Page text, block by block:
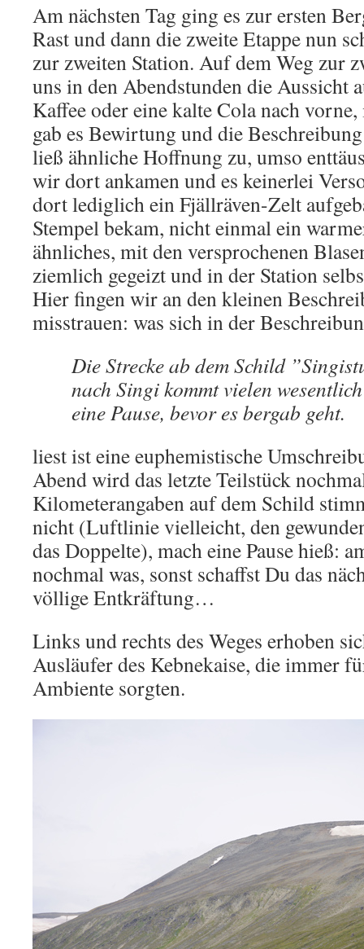
Am nächsten Tag ging es zur ersten
Rast und dann die zweite Etappe nun
zur zweiten Station. Auf dem Weg zur
uns in den Abendstunden die Aussicht
Kaffee oder eine kalte Cola nach
gab es Bewirtung und die
ließ ähnliche Hoffnung zu, umso
wir dort ankamen und es keinerlei
dort lediglich ein Fjällräven-Zelt
Stempel bekam, nicht einmal ein
ähnliches, mit den versprochenen
ziemlich gegeizt und in der Station
Hier fingen wir an den kleinen
misstrauen: was sich in der
Die Strecke ab dem Schild
nach Singi kommt vielen
eine Pause, bevor es bergab geht.
liest ist eine euphemistische
Abend wird das letzte Teilstück
Kilometerangaben auf dem Schild
nicht (Luftlinie vielleicht, den
das Doppelte), mach eine Pause hieß:
nochmal was, sonst schaffst Du das
völlige Entkräftung…
Links und rechts des Weges erhoben
Ausläufer des Kebnekaise, die immer
Ambiente sorgten.